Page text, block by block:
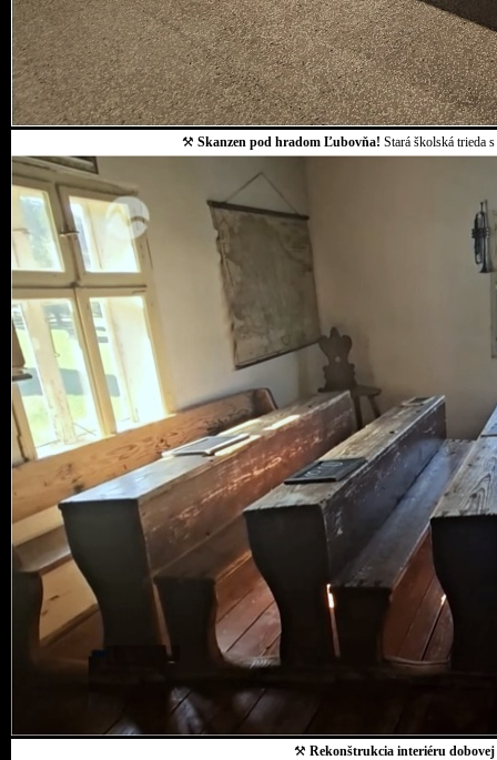
⚒ Skanzen pod hradom Ľubovňa! Stará školská trieda
⚒ Rekonštrukcia interiéru